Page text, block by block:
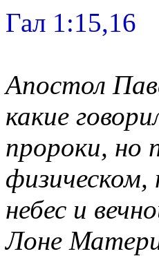
Гал 1:15,16
Апостол
какие
пророки, но
небес и
Лоне